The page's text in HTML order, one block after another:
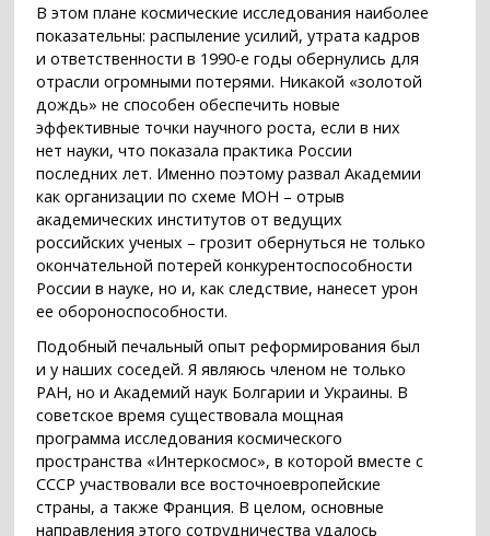
В этом плане космические исследования наиболее
показательны: распыление усилий, утрата кадров
и ответственности в 1990-е годы обернулись для
отрасли огромными потерями. Никакой «золотой
дождь» не способен обеспечить новые
эффективные точки научного роста, если в них
нет науки, что показала практика России
последних лет. Именно поэтому развал Академии
как организации по схеме МОН – отрыв
академических институтов от ведущих
российских ученых – грозит обернуться не только
окончательной потерей конкурентоспособности
России в науке, но и, как следствие, нанесет урон
ее обороноспособности.
Подобный печальный опыт реформирования был
и у наших соседей. Я являюсь членом не только
РАН, но и Академий наук Болгарии и Украины. В
советское время существовала мощная
программа исследования космического
пространства «Интеркосмос», в которой вместе с
СССР участвовали все восточноевропейские
страны, а также Франция. В целом, основные
направления этого сотрудничества удалось